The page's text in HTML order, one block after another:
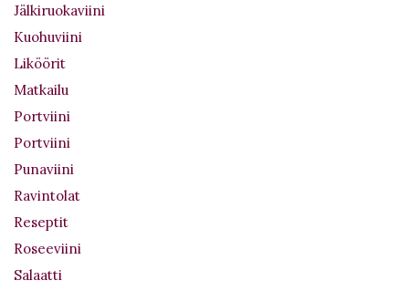
Jälkiruokaviini
Kuohuviini
Liköörit
Matkailu
Portviini
Portviini
Punaviini
Ravintolat
Reseptit
Roseeviini
Salaatti